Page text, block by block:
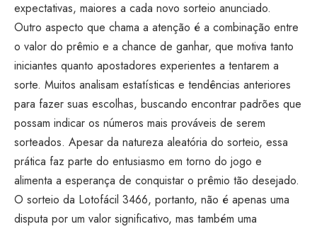
expectativas, maiores a cada novo sorteio anunciado.
Outro aspecto que chama a atenção é a combinação entre
o valor do prêmio e a chance de ganhar, que motiva tanto
iniciantes quanto apostadores experientes a tentarem a
sorte. Muitos analisam estatísticas e tendências anteriores
para fazer suas escolhas, buscando encontrar padrões que
possam indicar os números mais prováveis de serem
sorteados. Apesar da natureza aleatória do sorteio, essa
prática faz parte do entusiasmo em torno do jogo e
alimenta a esperança de conquistar o prêmio tão desejado.
O sorteio da Lotofácil 3466, portanto, não é apenas uma
disputa por um valor significativo, mas também uma